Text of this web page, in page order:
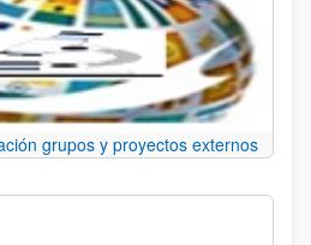
grupos y proyectos externos